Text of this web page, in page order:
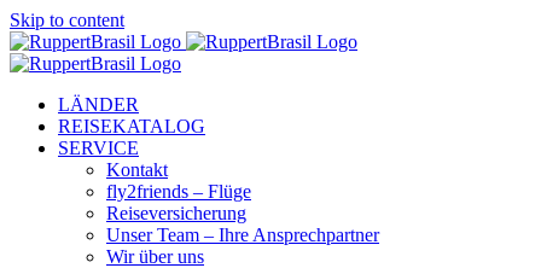
Skip to content
LÄNDER
REISEKATALOG
SERVICE
Kontakt
fly2friends – Flüge
Reiseversicherung
Unser Team – Ihre Ansprechpartner
Wir über uns